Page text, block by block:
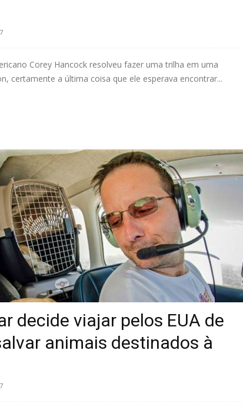
Corey Hancock resolveu fazer uma trilha em uma
certamente a última coisa que ele esperava encontrar...
decide viajar pelos EUA de
animais destinados à